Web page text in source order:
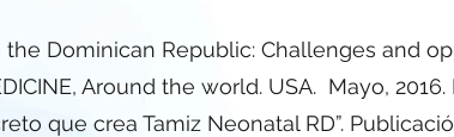
Dominican Republic: Challenges and
Around the world. USA. Mayo, 2016.
que crea Tamiz Neonatal RD”.